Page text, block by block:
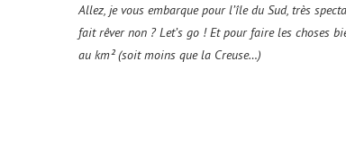
Allez, je vous embarque pour l’île du Sud, très
fait rêver non ? Let’s go ! Et pour faire les choses
au km² (soit moins que la Creuse…)